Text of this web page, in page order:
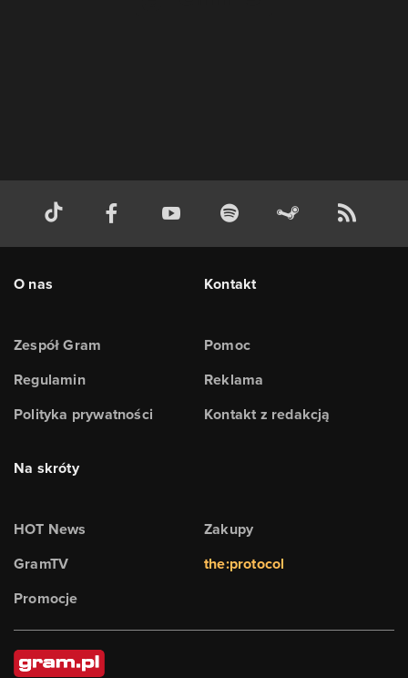
O nas
Zespół Gram
Regulamin
Polityka prywatności
Kontakt
Pomoc
Reklama
Kontakt z redakcją
Na skróty
HOT News
GramTV
Promocje
Zakupy
the:protocol